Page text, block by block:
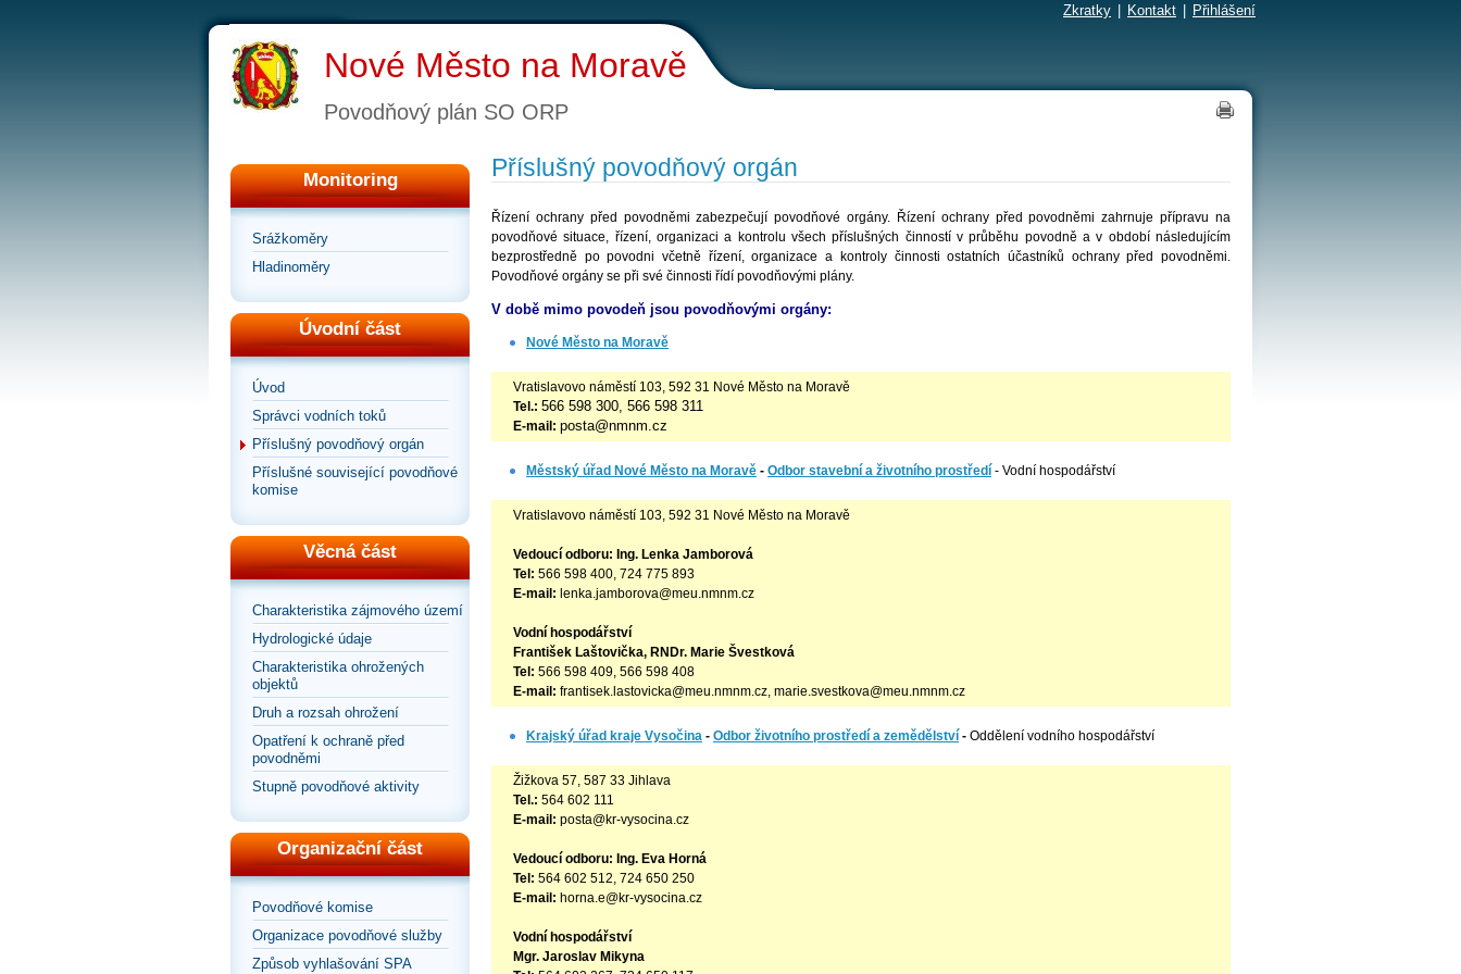
Zkratky Kontakt Přihlášení
Nové Město na Moravě
Povodňový plán SO ORP
Monitoring
Srážkoměry
Hladinoměry
Úvodní část
Úvod
Správci vodních toků
Příslušný povodňový orgán
Příslušné související povodňové
komise
Věcná část
Charakteristika zájmového území
Hydrologické údaje
Charakteristika ohrožených
objektů
Druh a rozsah ohrožení
Opatření k ochraně před
povodněmi
Stupně povodňové aktivity
Organizační část
Povodňové komise
Organizace povodňové služby
Způsob vyhlašování SPA
Příslušný povodňový orgán
Řízení ochrany před povodněmi zabezpečují povodňové orgány. Řízení ochrany před povodněmi zahrnuje přípravu na
povodňové situace, řízení, organizaci a kontrolu všech příslušných činností v průběhu povodně a v období následujícím
bezprostředně po povodni včetně řízení, organizace a kontroly činnosti ostatních účastníků ochrany před povodněmi.
Povodňové orgány se při své činnosti řídí povodňovými plány.
V době mimo povodeň jsou povodňovými orgány:
Nové Město na Moravě
Vratislavovo náměstí 103, 592 31 Nové Město na Moravě
Tel.: 566 598 300, 566 598 311
E-mail: posta@nmnm.cz
Městský úřad Nové Město na Moravě - Odbor stavební a životního prostředí - Vodní hospodářství
Vratislavovo náměstí 103, 592 31 Nové Město na Moravě
Vedoucí odboru: Ing. Lenka Jamborová
Tel: 566 598 400, 724 775 893
E-mail: lenka.jamborova@meu.nmnm.cz
Vodní hospodářství
František Laštovička, RNDr. Marie Švestková
Tel: 566 598 409, 566 598 408
E-mail: frantisek.lastovicka@meu.nmnm.cz, marie.svestkova@meu.nmnm.cz
Krajský úřad kraje Vysočina - Odbor životního prostředí a zemědělství - Oddělení vodního hospodářství
Žižkova 57, 587 33 Jihlava
Tel.: 564 602 111
E-mail: posta@kr-vysocina.cz
Vedoucí odboru: Ing. Eva Horná
Tel: 564 602 512, 724 650 250
E-mail: horna.e@kr-vysocina.cz
Vodní hospodářství
Mgr. Jaroslav Mikyna